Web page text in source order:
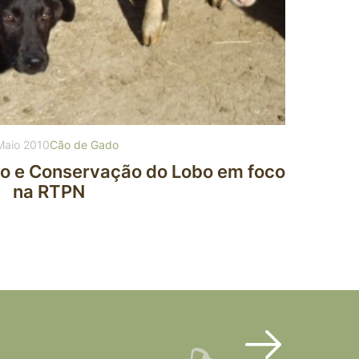
2010Cão de Gado
e Conservação do Lobo em foco
na RTPN